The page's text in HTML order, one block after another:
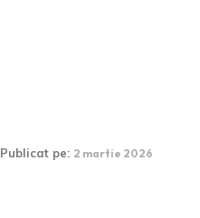
Publicat pe: 2 martie 2026